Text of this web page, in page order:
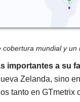
cobertura mundial y
importantes a su
Zelanda, sino
tanto en GTmetrix